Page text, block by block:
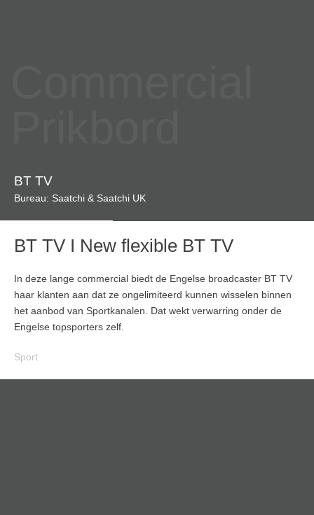
BT TV
Bureau: Saatchi & Saatchi UK
BT TV I New flexible BT TV
In deze lange commercial biedt de Engelse broadcaster BT TV
haar klanten aan dat ze ongelimiteerd kunnen wisselen binnen
het aanbod van Sportkanalen. Dat wekt verwarring onder de
Engelse topsporters zelf.
Sport